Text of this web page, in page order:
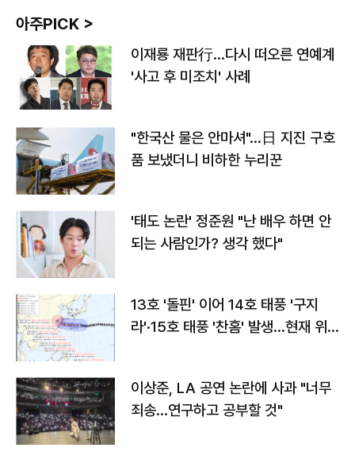
아주PICK >
이재룡 재판行…다시 떠오른 연예계
'사고 후 미조치' 사례
"한국산 물은 안마셔"…日 지진 구호
품 보냈더니 비하한 누리꾼
'태도 논란' 정준원 "난 배우 하면 안
되는 사람인가? 생각 했다"
13호 '돌핀' 이어 14호 태풍 '구지
라'·15호 태풍 '찬홈' 발생…현재 위
이상준, LA 공연 논란에 사과 "너무
죄송…연구하고 공부할 것"